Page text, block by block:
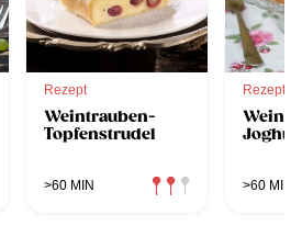
Rezept
Weintrauben-
Topfenstrudel
>60 MIN
Rezept
>60 MIN